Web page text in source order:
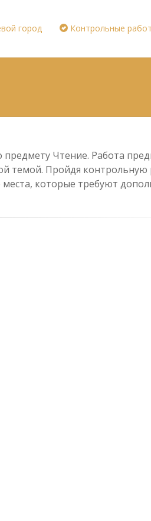
город Контрольные
Чтение. Работа
темой. Пройдя
которые требуют